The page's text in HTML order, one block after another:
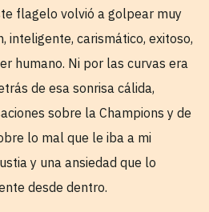
flagelo volvió a golpear muy
inteligente, carismático, exitoso,
humano. Ni por las curvas era
de esa sonrisa cálida,
sobre la Champions y de
lo mal que le iba a mi
y una ansiedad que lo
desde dentro.